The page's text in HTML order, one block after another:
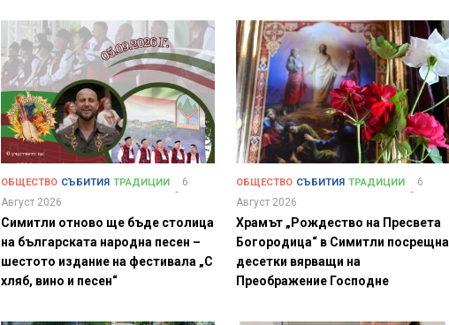
ОБЩЕСТВО СЪБИТИЯ ТРАДИЦИИ
6
Август 2026
Симитли отново ще бъде столица
на българската народна песен –
шестото издание на фестивала „С
хляб, вино и песен“
ОБЩЕСТВО СЪБИТИЯ ТРАДИЦИИ
6
Август 2026
Храмът „Рождество на Пресвета
Богородица“ в Симитли посрещна
десетки вярващи на
Преображение Господне